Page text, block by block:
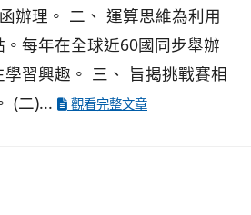
辦理。 二、 運算思維為利用
每年在全球近60國同步舉辦
習興趣。 三、 旨揭挑戰賽相
(二)...
觀看完整文章